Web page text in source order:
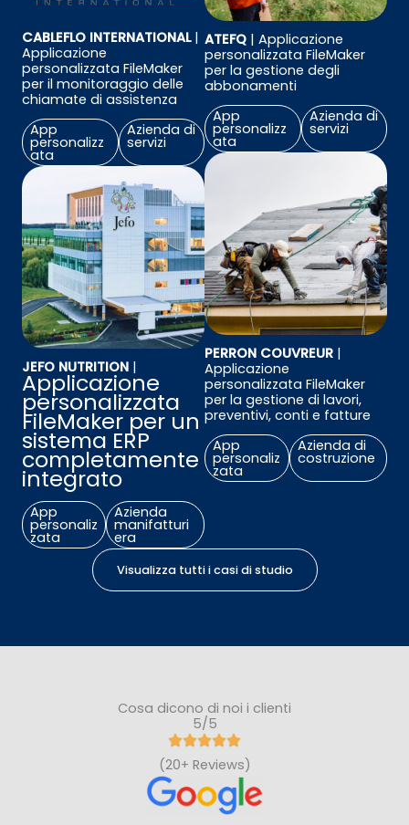
CABLEFLO INTERNATIONAL|
Applicazione
personalizzata FileMaker
per il monitoraggio delle
chiamate di assistenza
App
personalizz
ata
Azienda di
servizi
JEFO NUTRITION |
Applicazione
personalizzata
FileMaker per un
sistema ERP
completamente
integrato
App
personaliz
zata
Azienda
manifatturi
era
ATEFQ | Applicazione
personalizzata FileMaker
per la gestione degli
abbonamenti
App
personalizz
ata
Azienda di
servizi
PERRON COUVREUR |
Applicazione
personalizzata FileMaker
per la gestione di lavori,
preventivi, conti e fatture
App
personaliz
zata
Azienda di
costruzione
Visualizza tutti i casi di studio
Cosa dicono di noi i clienti
5/5
(20+ Reviews)